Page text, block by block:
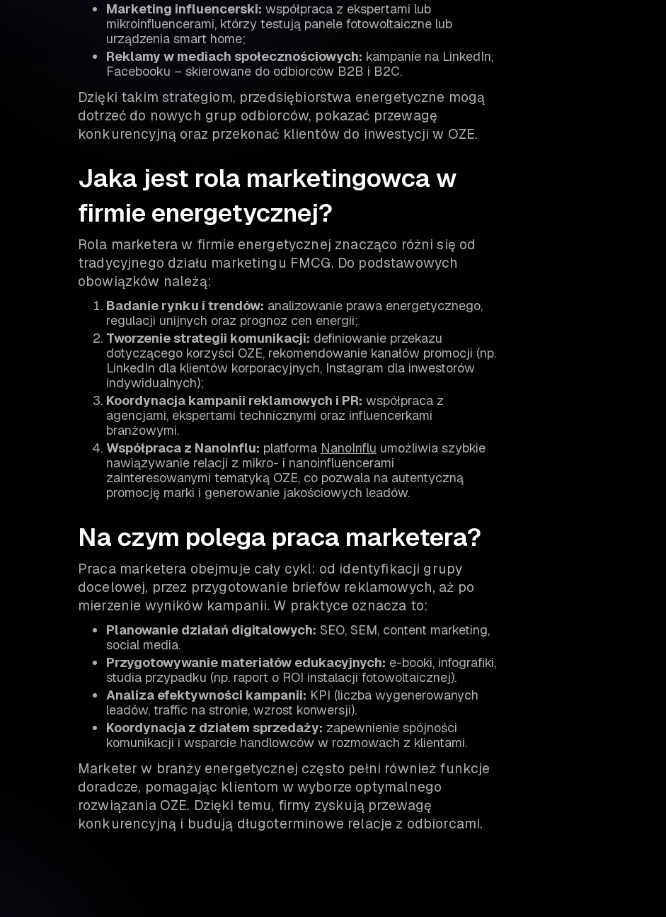
Marketing influencerski: współpraca z ekspertami lub
mikroinfluencerami, którzy testują panele fotowoltaiczne lub
urządzenia smart home;
Reklamy w mediach społecznościowych: kampanie na LinkedIn,
Facebooku – skierowane do odbiorców B2B i B2C.
Dzięki takim strategiom, przedsiębiorstwa energetyczne mogą
dotrzeć do nowych grup odbiorców, pokazać przewagę
konkurencyjną oraz przekonać klientów do inwestycji w OZE.
Jaka jest rola marketingowca w
firmie energetycznej?
Rola marketera w firmie energetycznej znacząco różni się od
tradycyjnego działu marketingu FMCG. Do podstawowych
obowiązków należą:
Badanie rynku i trendów: analizowanie prawa energetycznego,
regulacji unijnych oraz prognoz cen energii;
Tworzenie strategii komunikacji: definiowanie przekazu
dotyczącego korzyści OZE, rekomendowanie kanałów promocji (np.
LinkedIn dla klientów korporacyjnych, Instagram dla inwestorów
indywidualnych);
Koordynacja kampanii reklamowych i PR: współpraca z
agencjami, ekspertami technicznymi oraz influencerkami
branżowymi.
Współpraca z NanoInflu: platforma NanoInflu umożliwia szybkie
nawiązywanie relacji z mikro- i nanoinfluencerami
zainteresowanymi tematyką OZE, co pozwala na autentyczną
promocję marki i generowanie jakościowych leadów.
Na czym polega praca marketera?
Praca marketera obejmuje cały cykl: od identyfikacji grupy
docelowej, przez przygotowanie briefów reklamowych, aż po
mierzenie wyników kampanii. W praktyce oznacza to:
Planowanie działań digitalowych: SEO, SEM, content marketing,
social media.
Przygotowywanie materiałów edukacyjnych: e-booki, infografiki,
studia przypadku (np. raport o ROI instalacji fotowoltaicznej).
Analiza efektywności kampanii: KPI (liczba wygenerowanych
leadów, traffic na stronie, wzrost konwersji).
Koordynacja z działem sprzedaży: zapewnienie spójności
komunikacji i wsparcie handlowców w rozmowach z klientami.
Marketer w branży energetycznej często pełni również funkcje
doradcze, pomagając klientom w wyborze optymalnego
rozwiązania OZE. Dzięki temu, firmy zyskują przewagę
konkurencyjną i budują długoterminowe relacje z odbiorcami.